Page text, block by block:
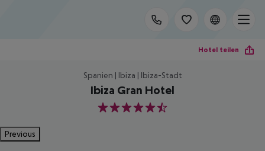
Hotel teilen
Spanien | Ibiza | Ibiza-Stadt
Ibiza Gran Hotel
5.5
Previous